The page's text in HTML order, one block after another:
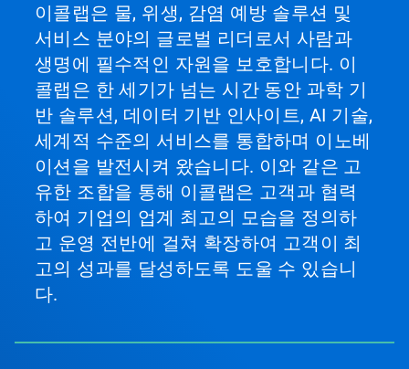
이콜랩은 물, 위생, 감염 예방 솔루션 및
서비스 분야의 글로벌 리더로서 사람과
생명에 필수적인 자원을 보호합니다. 이
콜랩은 한 세기가 넘는 시간 동안 과학 기
반 솔루션, 데이터 기반 인사이트, AI 기술,
세계적 수준의 서비스를 통합하며 이노베
이션을 발전시켜 왔습니다. 이와 같은 고
유한 조합을 통해 이콜랩은 고객과 협력
하여 기업의 업계 최고의 모습을 정의하
고 운영 전반에 걸쳐 확장하여 고객이 최
고의 성과를 달성하도록 도울 수 있습니
다.